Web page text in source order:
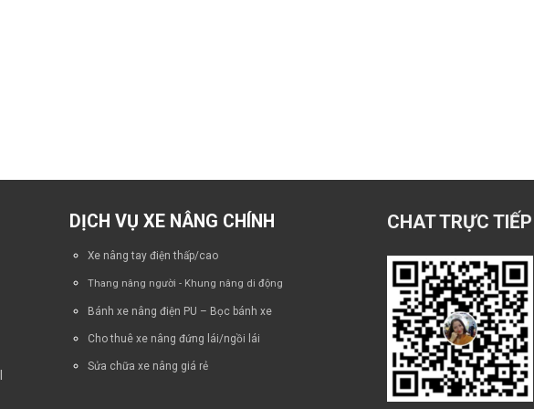
DỊCH VỤ XE NÂNG CHÍNH
Xe nâng tay điện thấp/cao
Thang nâng người - Khung nâng di động
Bánh xe nâng điện PU – Bọc bánh xe
Cho thuê xe nâng đứng lái/ngồi lái
Sửa chữa xe nâng giá rẻ
CHAT TRỰC TIẾP